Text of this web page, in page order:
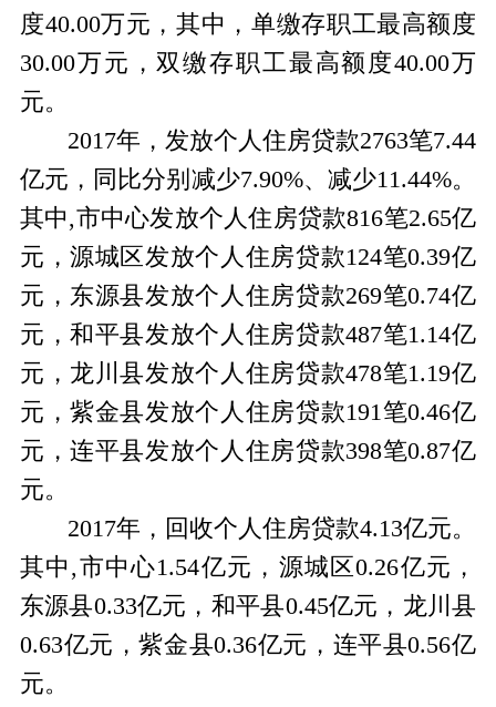
度40.00万元，其中，单缴存职工最高额度
30.00万元，双缴存职工最高额度40.00万
元。
2017年，发放个人住房贷款2763笔7.44
亿元，同比分别减少7.90%、减少11.44%。
其中,市中心发放个人住房贷款816笔2.65亿
元，源城区发放个人住房贷款124笔0.39亿
元，东源县发放个人住房贷款269笔0.74亿
元，和平县发放个人住房贷款487笔1.14亿
元，龙川县发放个人住房贷款478笔1.19亿
元，紫金县发放个人住房贷款191笔0.46亿
元，连平县发放个人住房贷款398笔0.87亿
元。
2017年，回收个人住房贷款4.13亿元。
其中,市中心1.54亿元，源城区0.26亿元，
东源县0.33亿元，和平县0.45亿元，龙川县
0.63亿元，紫金县0.36亿元，连平县0.56亿
元。